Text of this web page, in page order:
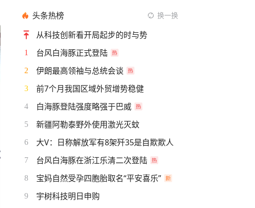
头条热榜 换一换
从科技创新看开局起步的时与势
1 台风白海豚正式登陆
2 伊朗最高领袖与总统会谈
3 前7个月我国区域外贸增势稳健
4 白海豚登陆强度略强于巴威
5 新疆阿勒泰野外使用激光灭蚊
6 大V：日称解放军有8架歼35是自欺欺人
7 台风白海豚在浙江乐清二次登陆
8 宝妈自然受孕四胞胎取名“平安喜乐”
9 宇树科技明日申购